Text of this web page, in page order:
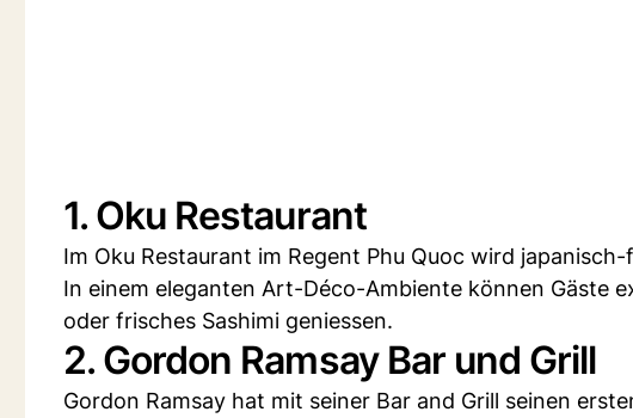
1. Oku Restaurant
Im Oku Restaurant im Regent Phu Quoc wird
In einem eleganten Art-Déco-Ambiente können Gäste
oder frisches Sashimi geniessen.
2. Gordon Ramsay Bar und Grill
Gordon Ramsay hat mit seiner Bar and Grill seinen